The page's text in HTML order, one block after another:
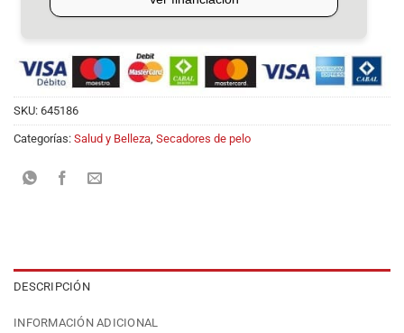
SKU: 645186
Categorías: Salud y Belleza, Secadores de pelo
DESCRIPCIÓN
INFORMACIÓN ADICIONAL